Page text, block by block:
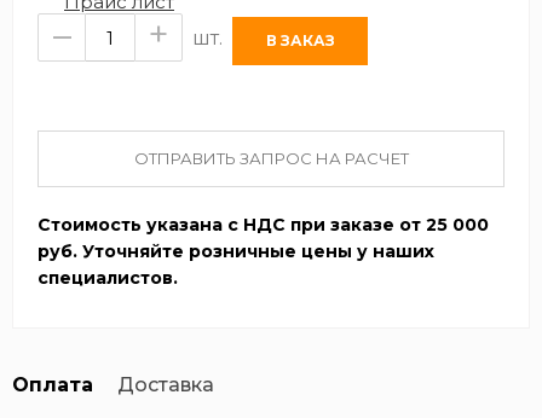
– + шт.
ОТПРАВИТЬ ЗАПРОС НА РАСЧЕТ
Стоимость указана с НДС при заказе от 25 000
руб. Уточняйте розничные цены у наших
специалистов.
Оплата Доставка